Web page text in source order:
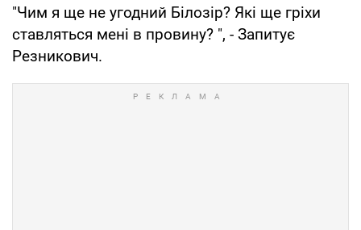
"Чим я ще не угодний Білозір? Які ще гріхи
ставляться мені в провину? ", - Запитує
Резникович.